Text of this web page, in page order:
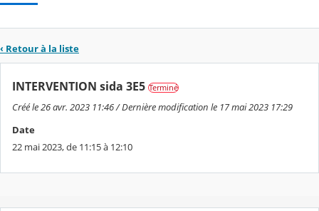
‹ Retour à la liste
INTERVENTION sida 3E5 Terminé
Créé le 26 avr. 2023 11:46 / Dernière modification le 17 mai 2023 17:29
Date
22 mai 2023, de 11:15 à 12:10